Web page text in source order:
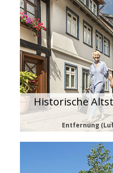
Historische
Entfernung